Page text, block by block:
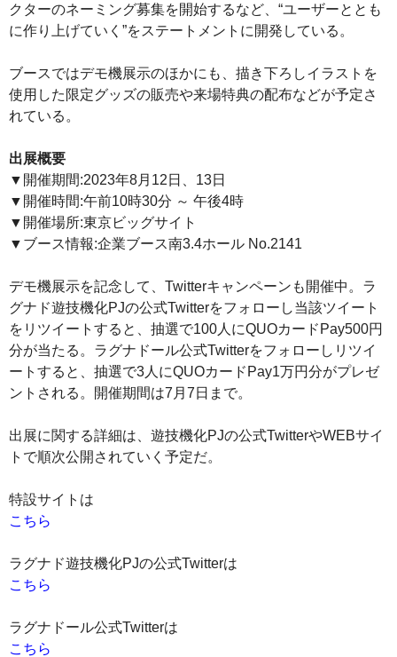
クターのネーミング募集を開始するなど、“ユーザーととも
に作り上げていく”をステートメントに開発している。
ブースではデモ機展示のほかにも、描き下ろしイラストを
使用した限定グッズの販売や来場特典の配布などが予定さ
れている。
出展概要
▼開催期間:2023年8月12日、13日
▼開催時間:午前10時30分 ～ 午後4時
▼開催場所:東京ビッグサイト
▼ブース情報:企業ブース南3.4ホール No.2141
デモ機展示を記念して、Twitterキャンペーンも開催中。ラ
グナド遊技機化PJの公式Twitterをフォローし当該ツイート
をリツイートすると、抽選で100人にQUOカードPay500円
分が当たる。ラグナドール公式Twitterをフォローしリツイ
ートすると、抽選で3人にQUOカードPay1万円分がプレゼ
ントされる。開催期間は7月7日まで。
出展に関する詳細は、遊技機化PJの公式TwitterやWEBサイ
トで順次公開されていく予定だ。
特設サイトは
こちら
ラグナド遊技機化PJの公式Twitterは
こちら
ラグナドール公式Twitterは
こちら